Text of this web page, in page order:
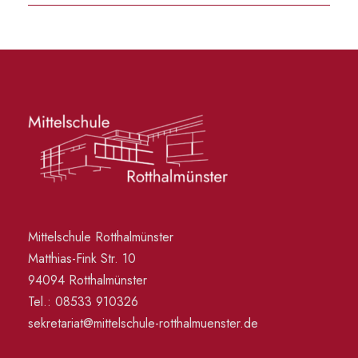
Mittelschule Rotthalmünster
Matthias-Fink Str. 10
94094 Rotthalmünster
Tel.: 08533 910326
sekretariat@mittelschule-rotthalmuenster.de